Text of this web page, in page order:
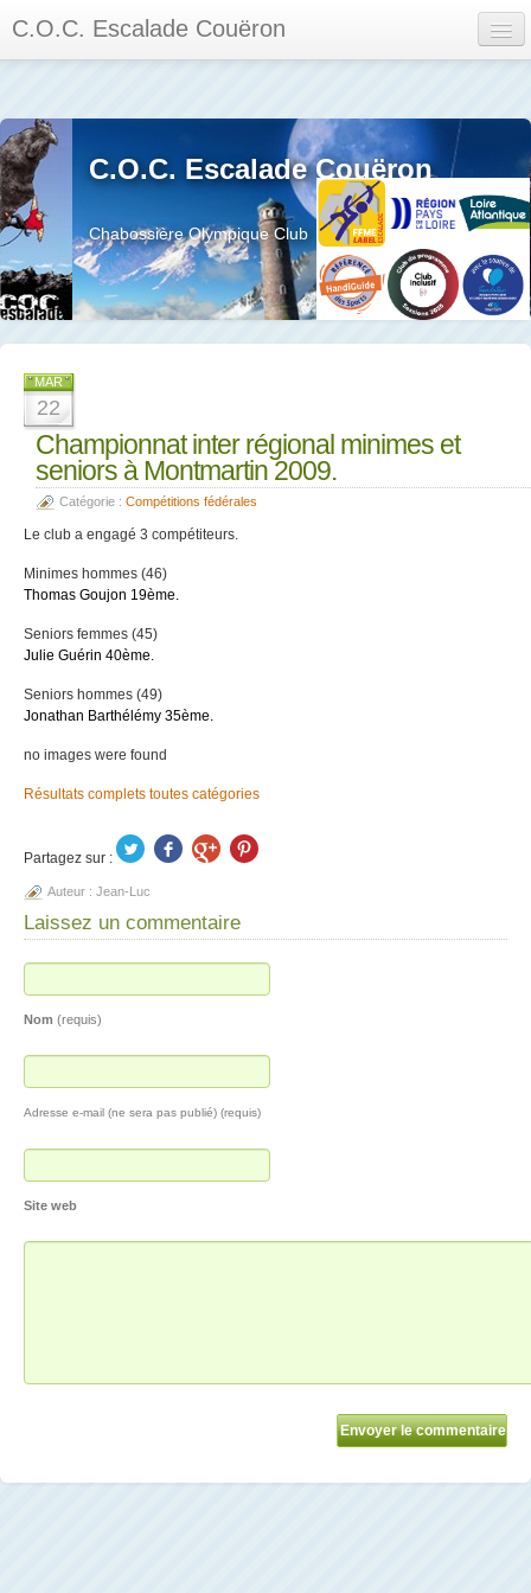
C.O.C. Escalade Couëron
Calendrier des événements et des compétitions
Les membres
Les séances
Privée
La salle et le mur
C.O.C. Escalade Couëron
Chabossière Olympique Club
MAR
22
Championnat inter régional minimes et
seniors à Montmartin 2009.
Catégorie : Compétitions fédérales
Le club a engagé 3 compétiteurs.
Minimes hommes (46)
Thomas Goujon 19ème.
Seniors femmes (45)
Julie Guérin 40ème.
Seniors hommes (49)
Jonathan Barthélémy 35ème.
no images were found
Résultats complets toutes catégories
Partagez sur :
Auteur : Jean-Luc
Laissez un commentaire
Nom (requis)
Adresse e-mail (ne sera pas publié) (requis)
Site web